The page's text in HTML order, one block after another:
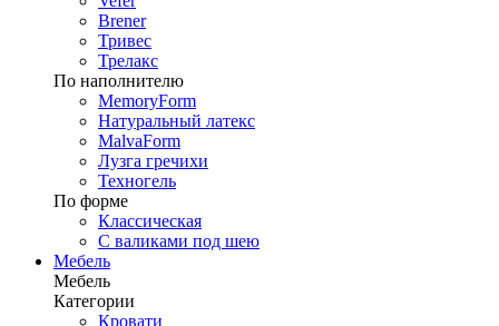
Brener
Тривес
Трелакс
По наполнителю
MemoryForm
Натуральный латекс
MalvaForm
Лузга гречихи
Техногель
По форме
Классическая
С валиками под шею
Мебель
Мебель
Категории
Кровати